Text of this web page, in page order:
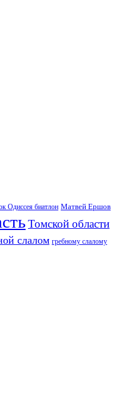
Одиссея биатлон Матвей Ершов
Томской области
слалом гребному слалому